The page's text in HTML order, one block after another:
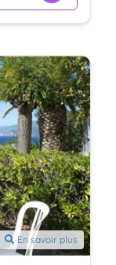
En savoir plus